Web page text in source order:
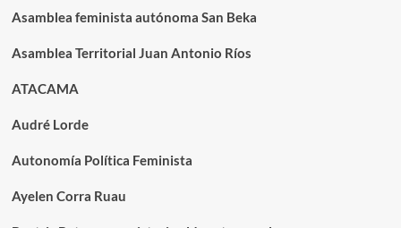
Asamblea feminista autónoma San Beka
Asamblea Territorial Juan Antonio Ríos
ATACAMA
Audré Lorde
Autonomía Política Feminista
Ayelen Corra Ruau